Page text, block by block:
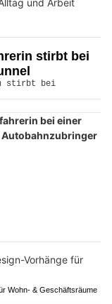
stirbt bei
bei einer
Wohn- & Geschäftsräume